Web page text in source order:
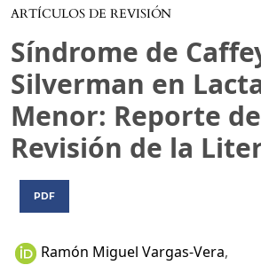
ARTÍCULOS DE REVISIÓN
Síndrome de
Silverman en
Menor: Reporte
Revisión de la
PDF
Ramón Miguel Vargas-Vera,